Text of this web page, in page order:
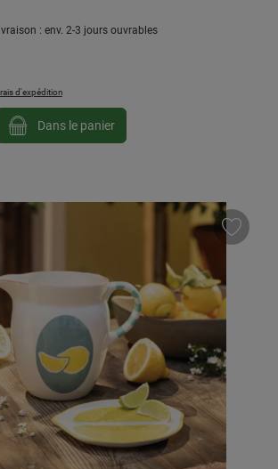
: env. 2-3 jours ouvrables
d'expédition
produit : Entrez la quantité
Dans le panier